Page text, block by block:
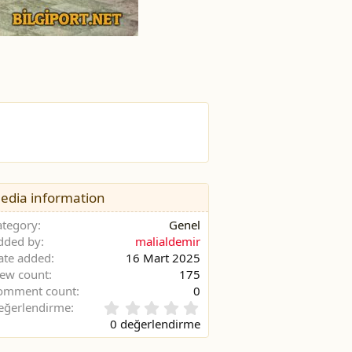
information
Genel
by
malialdemir
added
16 Mart 2025
count
175
count
0
.
0
0 değerlendirme